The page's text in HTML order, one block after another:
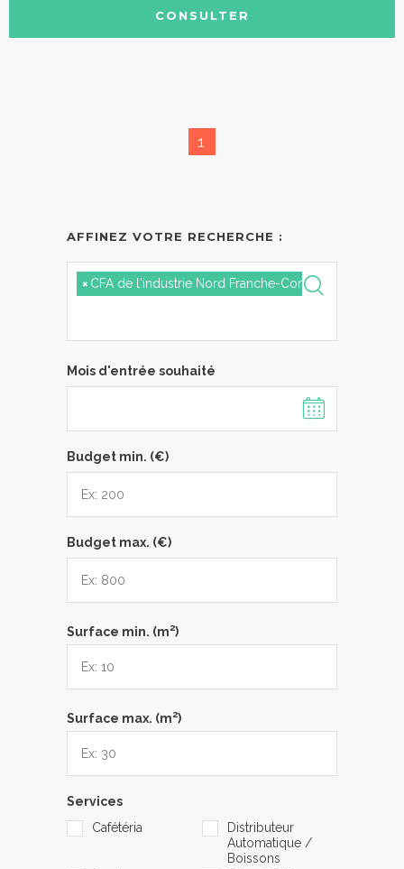
CONSULTER
1
AFFINEZ VOTRE RECHERCHE :
× CFA de l'industrie Nord Franche-Comté Zac Justice
Mois d'entrée souhaité
Budget min. (€)
Budget max. (€)
Surface min. (m2)
Surface max. (m2)
Services
Cafétéria
Distributeur
Automatique /
Boissons